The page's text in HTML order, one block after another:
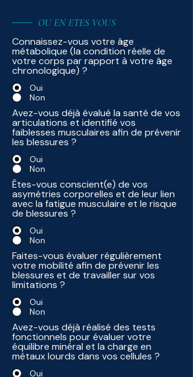
OU EN ETES VOUS
Connaissez-vous votre âge
métabolique (la condition réelle de
votre corps par rapport à votre âge
chronologique) ?
Oui
Non
Avez-vous déjà évalué la santé de vos
articulations et identifié vos
faiblesses musculaires afin de prévenir
les blessures ?
Oui
Non
Êtes-vous conscient(e) de vos
asymétries corporelles et de leur lien
avec la fatigue musculaire et le risque
de blessures ?
Oui
Non
Faites-vous évaluer régulièrement
votre mobilité afin de prévenir les
blessures et de travailler sur vos
limitations ?
Oui
Non
Avez-vous déjà réalisé des tests
fonctionnels pour évaluer votre
équilibre minéral et la charge en
métaux lourds dans vos cellules ?
Oui